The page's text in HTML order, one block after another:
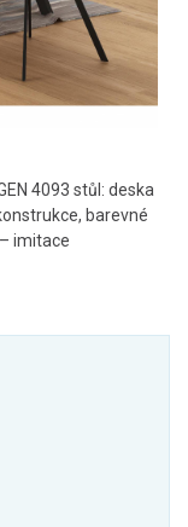
4093 stůl: deska
barevné
imitace